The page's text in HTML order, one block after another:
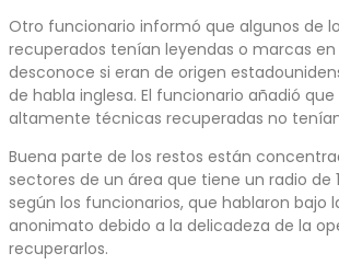
Otro funcionario informó que algunos de
recuperados tenían leyendas o marcas en
desconoce si eran de origen
de habla inglesa. El funcionario añadió
altamente técnicas recuperadas no
Buena parte de los restos están
sectores de un área que tiene un radio de
según los funcionarios, que hablaron bajo
anonimato debido a la delicadeza de la
recuperarlos.